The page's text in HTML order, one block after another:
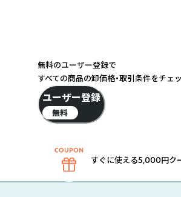
無料のユーザー登録で
すべての商品の卸価格・取引条件をチェ
ユーザー登録
無料
すぐに使える5,000円ク